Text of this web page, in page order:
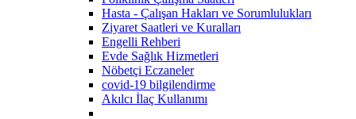
Hasta - Çalışan Hakları ve Sorumlulukları
Ziyaret Saatleri ve Kuralları
Engelli Rehberi
Evde Sağlık Hizmetleri
Nöbetçi Eczaneler
covid-19 bilgilendirme
Akılcı İlaç Kullanımı